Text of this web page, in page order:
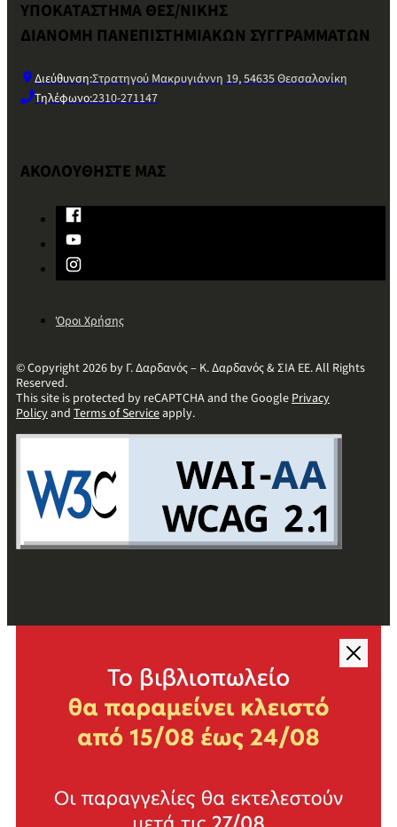
ΥΠΟΚΑΤΑΣΤΗΜΑ ΘΕΣ/ΝΙΚΗΣ
ΔΙΑΝΟΜΗ ΠΑΝΕΠΙΣΤΗΜΙΑΚΩΝ ΣΥΓΓΡΑΜΜΑΤΩΝ
Διεύθυνση:Στρατηγού Μακρυγιάννη 19, 54635 Θεσσαλονίκη
Τηλέφωνο:2310-271147
ΑΚΟΛΟΥΘΗΣΤΕ ΜΑΣ
Όροι Χρήσης
© Copyright 2026 by Γ. Δαρδανός – Κ. Δαρδανός & ΣΙΑ ΕΕ. All Rights
Reserved.
This site is protected by reCAPTCHA and the GooglePrivacy
Policyand Terms of Serviceapply.